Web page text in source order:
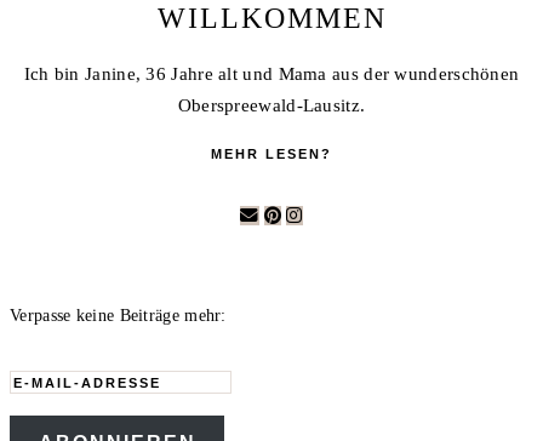
WILLKOMMEN
Ich bin Janine, 36 Jahre alt und Mama aus der wunderschönen
Oberspreewald-Lausitz.
MEHR LESEN?
Verpasse keine Beiträge mehr:
E-
Mail-